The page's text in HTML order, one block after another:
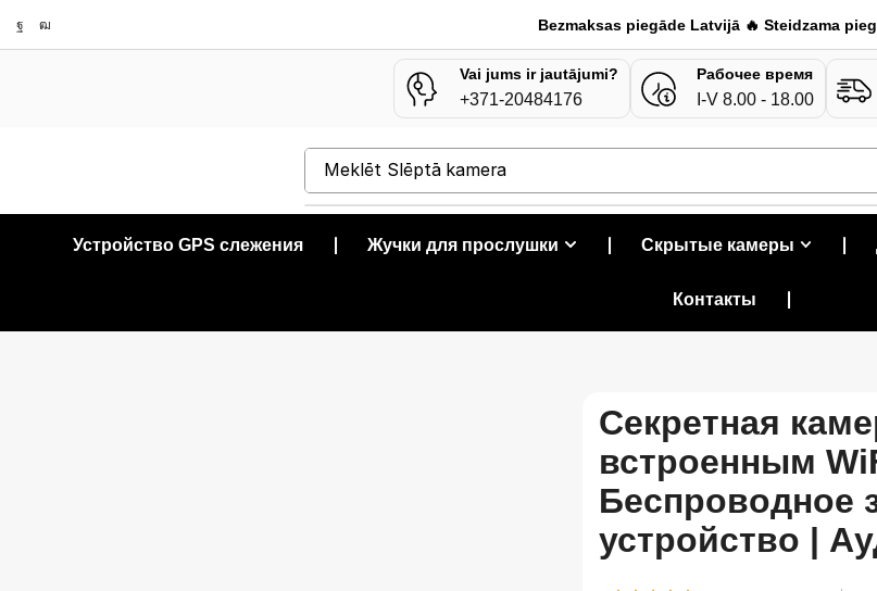
Bezmaksas piegāde Latvijā 🔥 Steidzama
Vai jums ir jautājumi?
+371-20484176
Рабочее время
I-V 8.00 - 18.00
Meklēt Slēptā kamera
Устройство GPS слежения Жучки для прослушки Скрытые камеры
Контакты
Секретная
встроенным
Беспроводное
устройство |